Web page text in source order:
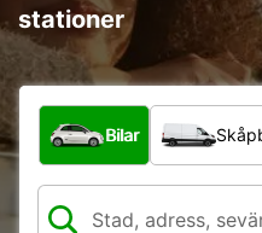
stationer
Vilken typ av fordon?
Bilar